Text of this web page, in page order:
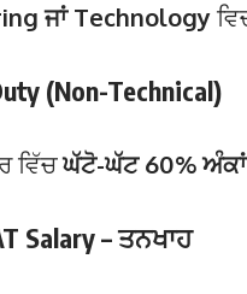
ਜਾਂ Technology
(Non-Technical)
ਵਿੱਚਘੱਟੋ-ਘੱਟ 60%
Salary – ਤਨਖਾਹ